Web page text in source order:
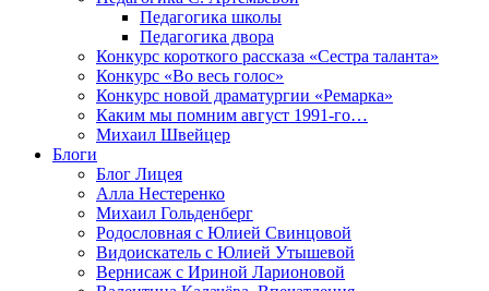
Педагогика школы
Педагогика двора
Конкурс короткого рассказа «Сестра таланта»
Конкурс «Во весь голос»
Конкурс новой драматургии «Ремарка»
Каким мы помним август 1991-го…
Михаил Швейцер
Блоги
Блог Лицея
Алла Нестеренко
Михаил Гольденберг
Родословная с Юлией Свинцовой
Видоискатель с Юлией Утышевой
Вернисаж с Ириной Ларионовой